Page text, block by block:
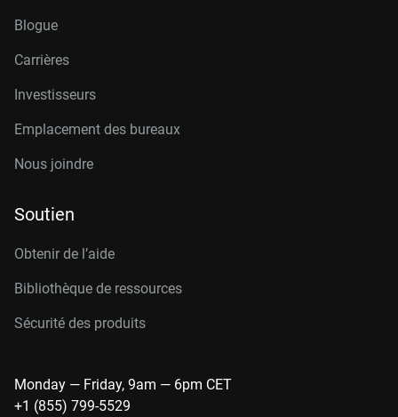
Blogue
Carrières
Investisseurs
Emplacement des bureaux
Nous joindre
Soutien
Obtenir de l’aide
Bibliothèque de ressources
Sécurité des produits
Monday — Friday, 9am — 6pm CET
+1 (855) 799-5529